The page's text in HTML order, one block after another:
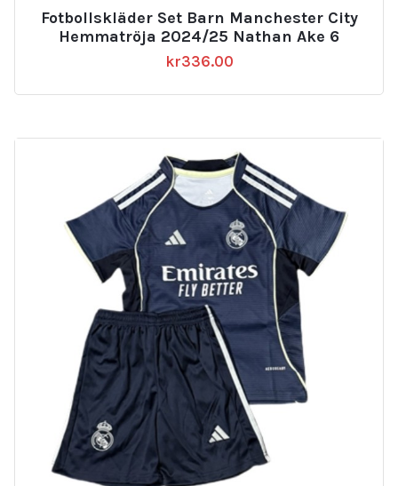
Fotbollskläder Set Barn Manchester City
Hemmatröja 2024/25 Nathan Ake 6
kr336.00